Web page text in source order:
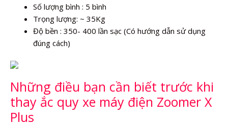
Số lượng bình : 5 bình
Trọng lượng: ~ 35Kg
Độ bền : 350- 400 lần sạc (Có hướng dẫn sử dụng
đúng cách)
Những điều bạn cần biết trước khi
thay ắc quy xe máy điện Zoomer X
Plus